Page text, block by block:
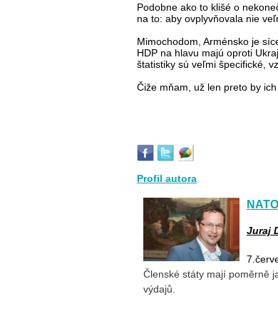
Podobne ako to klišé o
na to: aby ovplyvňovala nie
Mimochodom, Arménsko je
HDP na hlavu majú oproti
štatistiky sú veľmi špecifické,
Čiže mňam, už len preto by
Profil autora
Juraj
Členské státy mají poměrně
výdajů.